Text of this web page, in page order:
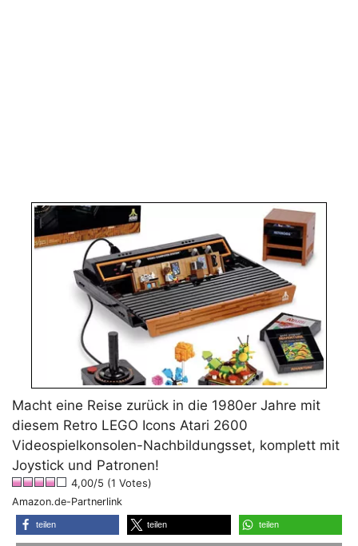
Macht eine Reise zurück in die 1980er Jahre mit
diesem Retro LEGO Icons Atari 2600
Videospielkonsolen-Nachbildungsset, komplett mit
Joystick und Patronen!
4,00/5 (1 Votes)
Amazon.de-Partnerlink
teilen teilen teilen